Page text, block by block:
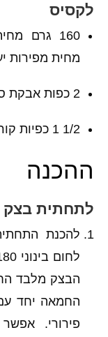
לקסיס
160 גרם
מחית מפירות
2 כפות אבקת סוכר
1/2 1 כפיות קורנפלור
ההכנה
לתחתית בצק
להכנת
הבצק מלבד
החמאה יחד
פירורי.